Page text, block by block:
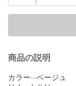
商品の説明
カラー···ベージュ